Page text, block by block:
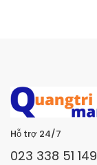
Hỗ trợ 24/7
023 338 51 149